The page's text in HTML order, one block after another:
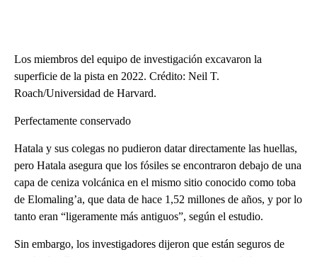
Los miembros del equipo de investigación excavaron la
superficie de la pista en 2022. Crédito: Neil T.
Roach/Universidad de Harvard.
Perfectamente conservado
Hatala y sus colegas no pudieron datar directamente las huellas,
pero Hatala asegura que los fósiles se encontraron debajo de una
capa de ceniza volcánica en el mismo sitio conocido como toba
de Elomaling’a, que data de hace 1,52 millones de años, y por lo
tanto eran “ligeramente más antiguos”, según el estudio.
Sin embargo, los investigadores dijeron que están seguros de